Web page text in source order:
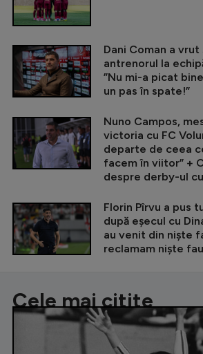
Dani Coman a vrut
antrenorul la
”Nu mi-a picat
un pas în spate!”
Nuno Campos,
victoria cu FC
departe de ceea
facem în viitor” +
despre derby-ul
Florin Pîrvu a pus
după eșecul cu
au venit din niște
reclamam niște
Cele mai citite